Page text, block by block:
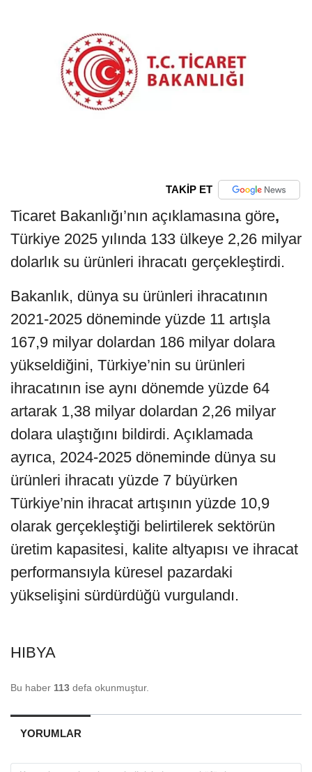
TAKİP ET
Ticaret Bakanlığı’nın açıklamasına göre,
Türkiye 2025 yılında 133 ülkeye 2,26 milyar
dolarlık su ürünleri ihracatı gerçekleştirdi.
Bakanlık, dünya su ürünleri ihracatının
2021-2025 döneminde yüzde 11 artışla
167,9 milyar dolardan 186 milyar dolara
yükseldiğini, Türkiye’nin su ürünleri
ihracatının ise aynı dönemde yüzde 64
artarak 1,38 milyar dolardan 2,26 milyar
dolara ulaştığını bildirdi. Açıklamada
ayrıca, 2024-2025 döneminde dünya su
ürünleri ihracatı yüzde 7 büyürken
Türkiye’nin ihracat artışının yüzde 10,9
olarak gerçekleştiği belirtilerek sektörün
üretim kapasitesi, kalite altyapısı ve ihracat
performansıyla küresel pazardaki
yükselişini sürdürdüğü vurgulandı.
HIBYA
Bu haber 113 defa okunmuştur.
YORUMLAR